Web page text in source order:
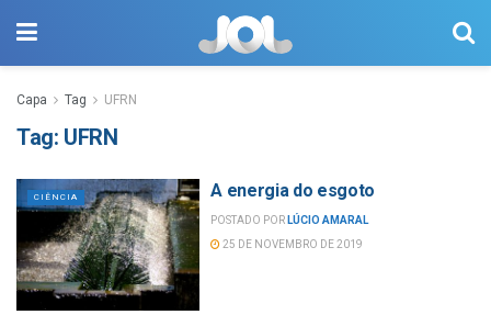
Capa Tag UFRN
Tag: UFRN
CIÊNCIA A energia do esgoto
POSTADO POR LÚCIO AMARAL
25 DE NOVEMBRO DE 2019